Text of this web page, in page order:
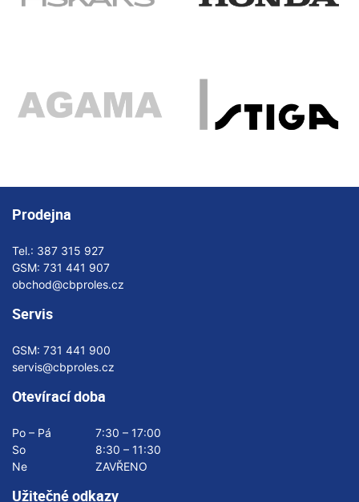
Prodejna
Tel.: 387 315 927
GSM: 731 441 907
obchod@cbproles.cz
Servis
GSM: 731 441 900
servis@cbproles.cz
Otevírací doba
Po – Pá
7:30 – 17:00
So
8:30 – 11:30
Ne
ZAVŘENO
Užitečné odkazy